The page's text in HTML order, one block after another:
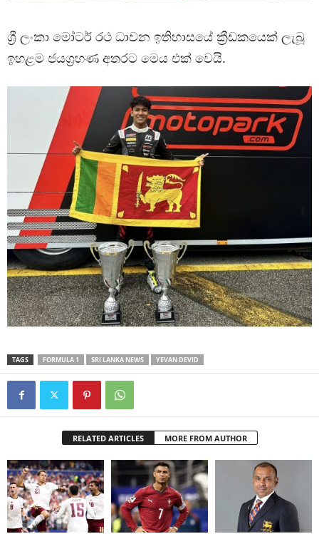
ශ්‍රී ලංකා මෝටර් රථ ධාවන ඉතිහාසයේ ක්‍රීඩකයෙක් ලැබූ
ඉහළම ජයග්‍රහණ අතරට මෙය එක් වෙයි.
TAGS FORMULA 1 SRI LANKA NEWS YEVAN DEVID
RELATED ARTICLES MORE FROM AUTHOR